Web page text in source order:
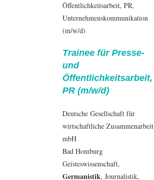
Öffentlichkeitsarbeit, PR,
Unternehmenskommunikation
(m/w/d)
Trainee für Presse-
und
Öffentlichkeitsarbeit,
PR (m/w/d)
Deutsche Gesellschaft für
wirtschaftliche Zusammenarbeit
mbH
Bad Homburg
Geisteswissenschaft,
Germanistik, Journalistik,